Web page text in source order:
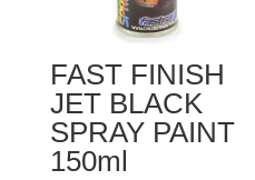
05
FAST FINISH
JET BLACK
SPRAY PAINT
150ml